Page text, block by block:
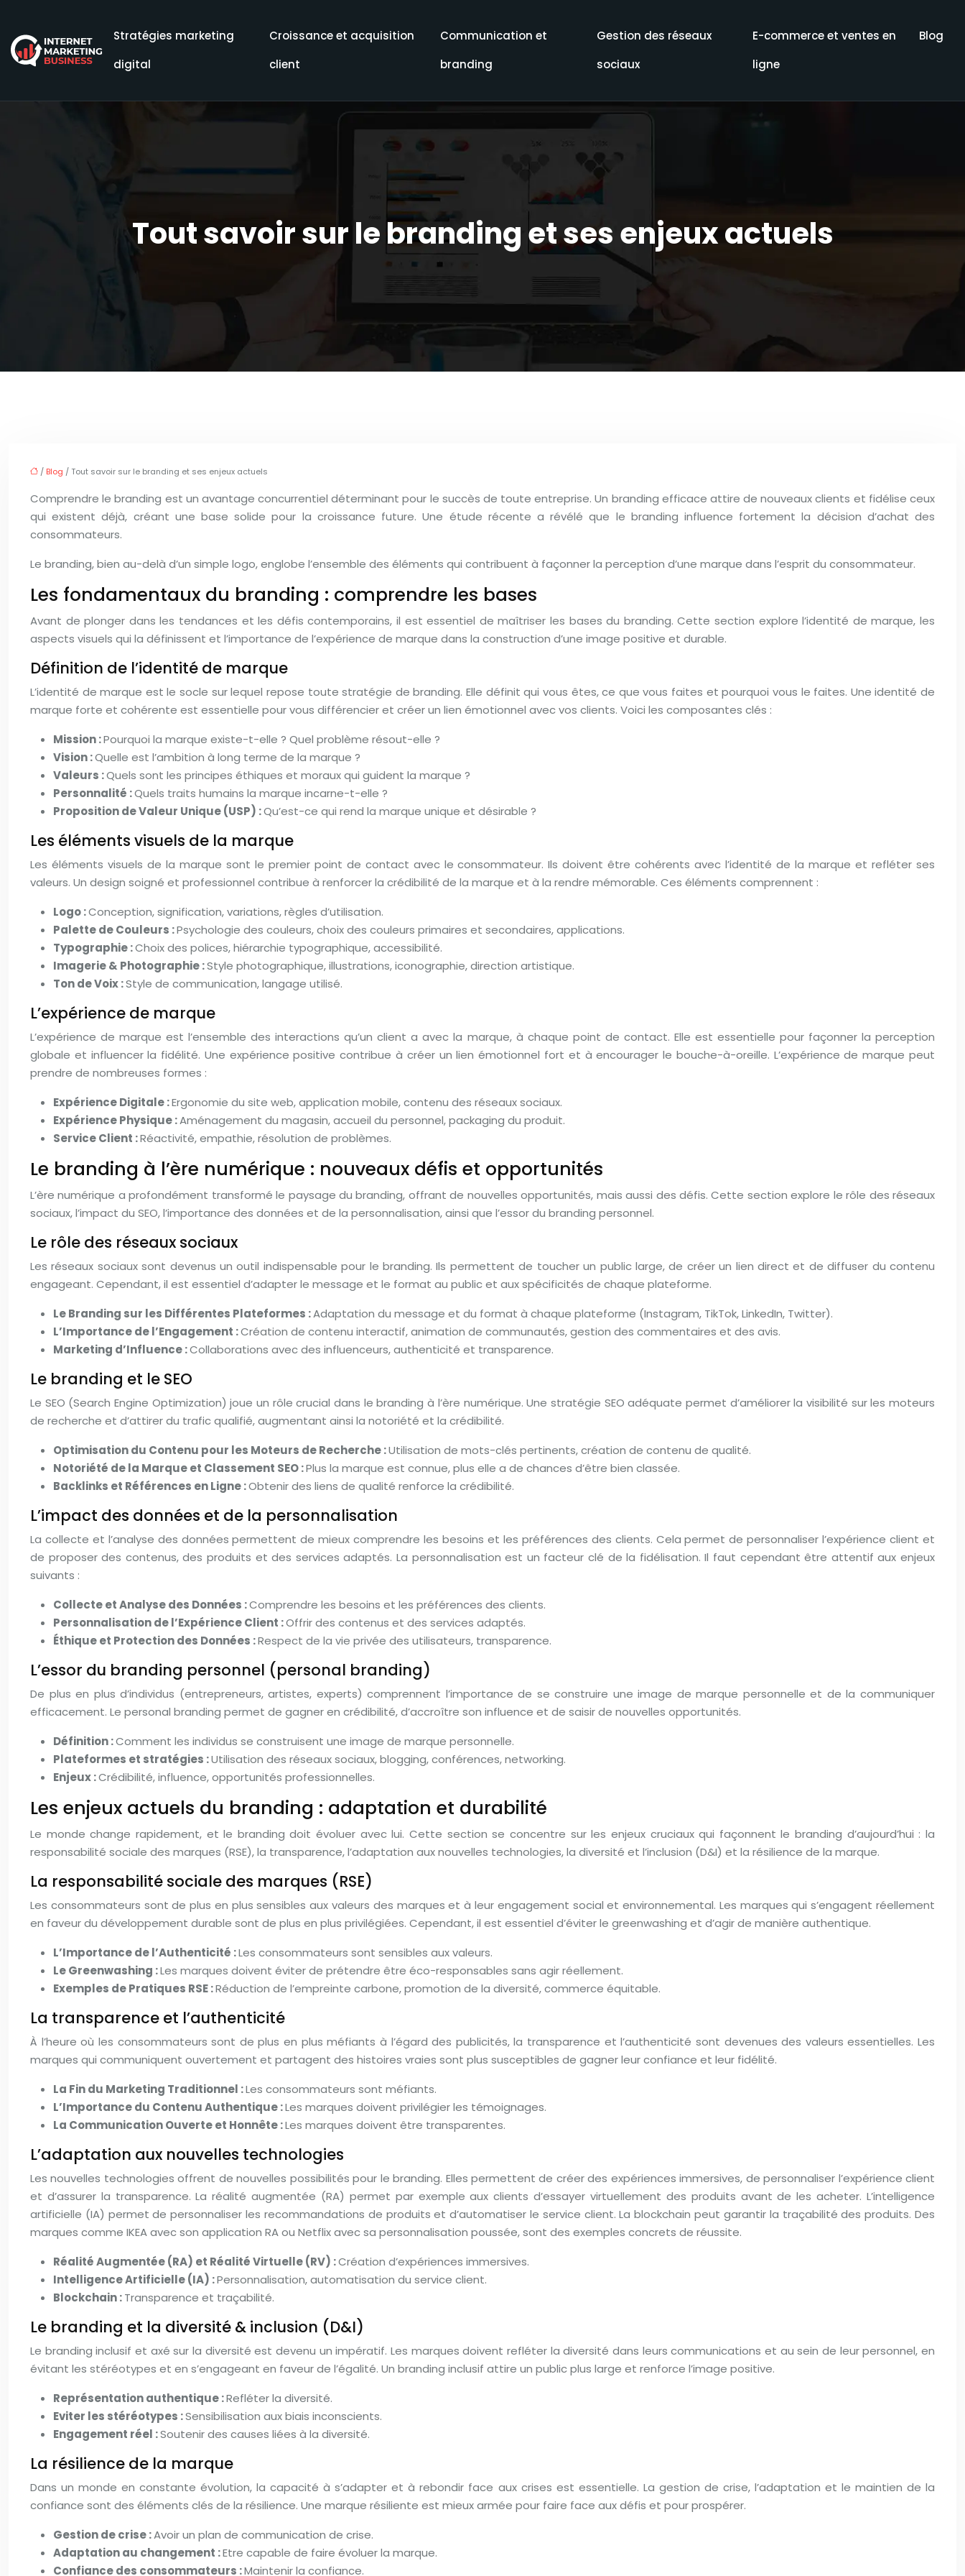
Stratégies marketing
digital
Croissance et acquisition
client
Communication et
branding
Gestion des réseaux
sociaux
E-commerce et ventes en
ligne
Blog
Tout savoir sur le branding et ses enjeux actuels
/ Blog / Tout savoir sur le branding et ses enjeux actuels
Comprendre le branding est un avantage concurrentiel déterminant pour le succès de toute entreprise. Un branding efficace attire de nouveaux clients et fidélise ceux
qui existent déjà, créant une base solide pour la croissance future. Une étude récente a révélé que le branding influence fortement la décision d’achat des
consommateurs.
Le branding, bien au-delà d’un simple logo, englobe l’ensemble des éléments qui contribuent à façonner la perception d’une marque dans l’esprit du consommateur.
Les fondamentaux du branding : comprendre les bases
Avant de plonger dans les tendances et les défis contemporains, il est essentiel de maîtriser les bases du branding. Cette section explore l’identité de marque, les
aspects visuels qui la définissent et l’importance de l’expérience de marque dans la construction d’une image positive et durable.
Définition de l’identité de marque
L’identité de marque est le socle sur lequel repose toute stratégie de branding. Elle définit qui vous êtes, ce que vous faites et pourquoi vous le faites. Une identité de
marque forte et cohérente est essentielle pour vous différencier et créer un lien émotionnel avec vos clients. Voici les composantes clés :
Mission :Pourquoi la marque existe-t-elle ? Quel problème résout-elle ?
Vision :Quelle est l’ambition à long terme de la marque ?
Valeurs :Quels sont les principes éthiques et moraux qui guident la marque ?
Personnalité :Quels traits humains la marque incarne-t-elle ?
Proposition de Valeur Unique (USP) :Qu’est-ce qui rend la marque unique et désirable ?
Les éléments visuels de la marque
Les éléments visuels de la marque sont le premier point de contact avec le consommateur. Ils doivent être cohérents avec l’identité de la marque et refléter ses
valeurs. Un design soigné et professionnel contribue à renforcer la crédibilité de la marque et à la rendre mémorable. Ces éléments comprennent :
Logo :Conception, signification, variations, règles d’utilisation.
Palette de Couleurs :Psychologie des couleurs, choix des couleurs primaires et secondaires, applications.
Typographie :Choix des polices, hiérarchie typographique, accessibilité.
Imagerie & Photographie :Style photographique, illustrations, iconographie, direction artistique.
Ton de Voix :Style de communication, langage utilisé.
L’expérience de marque
L’expérience de marque est l’ensemble des interactions qu’un client a avec la marque, à chaque point de contact. Elle est essentielle pour façonner la perception
globale et influencer la fidélité. Une expérience positive contribue à créer un lien émotionnel fort et à encourager le bouche-à-oreille. L’expérience de marque peut
prendre de nombreuses formes :
Expérience Digitale :Ergonomie du site web, application mobile, contenu des réseaux sociaux.
Expérience Physique :Aménagement du magasin, accueil du personnel, packaging du produit.
Service Client :Réactivité, empathie, résolution de problèmes.
Le branding à l’ère numérique : nouveaux défis et opportunités
L’ère numérique a profondément transformé le paysage du branding, offrant de nouvelles opportunités, mais aussi des défis. Cette section explore le rôle des réseaux
sociaux, l’impact du SEO, l’importance des données et de la personnalisation, ainsi que l’essor du branding personnel.
Le rôle des réseaux sociaux
Les réseaux sociaux sont devenus un outil indispensable pour le branding. Ils permettent de toucher un public large, de créer un lien direct et de diffuser du contenu
engageant. Cependant, il est essentiel d’adapter le message et le format au public et aux spécificités de chaque plateforme.
Le Branding sur les Différentes Plateformes :Adaptation du message et du format à chaque plateforme (Instagram, TikTok, LinkedIn, Twitter).
L’Importance de l’Engagement :Création de contenu interactif, animation de communautés, gestion des commentaires et des avis.
Marketing d’Influence :Collaborations avec des influenceurs, authenticité et transparence.
Le branding et le SEO
Le SEO (Search Engine Optimization) joue un rôle crucial dans le branding à l’ère numérique. Une stratégie SEO adéquate permet d’améliorer la visibilité sur les moteurs
de recherche et d’attirer du trafic qualifié, augmentant ainsi la notoriété et la crédibilité.
Optimisation du Contenu pour les Moteurs de Recherche :Utilisation de mots-clés pertinents, création de contenu de qualité.
Notoriété de la Marque et Classement SEO :Plus la marque est connue, plus elle a de chances d’être bien classée.
Backlinks et Références en Ligne :Obtenir des liens de qualité renforce la crédibilité.
L’impact des données et de la personnalisation
La collecte et l’analyse des données permettent de mieux comprendre les besoins et les préférences des clients. Cela permet de personnaliser l’expérience client et
de proposer des contenus, des produits et des services adaptés. La personnalisation est un facteur clé de la fidélisation. Il faut cependant être attentif aux enjeux
suivants :
Collecte et Analyse des Données :Comprendre les besoins et les préférences des clients.
Personnalisation de l’Expérience Client :Offrir des contenus et des services adaptés.
Éthique et Protection des Données :Respect de la vie privée des utilisateurs, transparence.
L’essor du branding personnel (personal branding)
De plus en plus d’individus (entrepreneurs, artistes, experts) comprennent l’importance de se construire une image de marque personnelle et de la communiquer
efficacement. Le personal branding permet de gagner en crédibilité, d’accroître son influence et de saisir de nouvelles opportunités.
Définition :Comment les individus se construisent une image de marque personnelle.
Plateformes et stratégies :Utilisation des réseaux sociaux, blogging, conférences, networking.
Enjeux :Crédibilité, influence, opportunités professionnelles.
Les enjeux actuels du branding : adaptation et durabilité
Le monde change rapidement, et le branding doit évoluer avec lui. Cette section se concentre sur les enjeux cruciaux qui façonnent le branding d’aujourd’hui : la
responsabilité sociale des marques (RSE), la transparence, l’adaptation aux nouvelles technologies, la diversité et l’inclusion (D&I) et la résilience de la marque.
La responsabilité sociale des marques (RSE)
Les consommateurs sont de plus en plus sensibles aux valeurs des marques et à leur engagement social et environnemental. Les marques qui s’engagent réellement
en faveur du développement durable sont de plus en plus privilégiées. Cependant, il est essentiel d’éviter le greenwashing et d’agir de manière authentique.
L’Importance de l’Authenticité :Les consommateurs sont sensibles aux valeurs.
Le Greenwashing :Les marques doivent éviter de prétendre être éco-responsables sans agir réellement.
Exemples de Pratiques RSE :Réduction de l’empreinte carbone, promotion de la diversité, commerce équitable.
La transparence et l’authenticité
À l’heure où les consommateurs sont de plus en plus méfiants à l’égard des publicités, la transparence et l’authenticité sont devenues des valeurs essentielles. Les
marques qui communiquent ouvertement et partagent des histoires vraies sont plus susceptibles de gagner leur confiance et leur fidélité.
La Fin du Marketing Traditionnel :Les consommateurs sont méfiants.
L’Importance du Contenu Authentique :Les marques doivent privilégier les témoignages.
La Communication Ouverte et Honnête :Les marques doivent être transparentes.
L’adaptation aux nouvelles technologies
Les nouvelles technologies offrent de nouvelles possibilités pour le branding. Elles permettent de créer des expériences immersives, de personnaliser l’expérience client
et d’assurer la transparence. La réalité augmentée (RA) permet par exemple aux clients d’essayer virtuellement des produits avant de les acheter. L’intelligence
artificielle (IA) permet de personnaliser les recommandations de produits et d’automatiser le service client. La blockchain peut garantir la traçabilité des produits. Des
marques comme IKEA avec son application RA ou Netflix avec sa personnalisation poussée, sont des exemples concrets de réussite.
Réalité Augmentée (RA) et Réalité Virtuelle (RV) :Création d’expériences immersives.
Intelligence Artificielle (IA) :Personnalisation, automatisation du service client.
Blockchain :Transparence et traçabilité.
Le branding et la diversité & inclusion (D&I)
Le branding inclusif et axé sur la diversité est devenu un impératif. Les marques doivent refléter la diversité dans leurs communications et au sein de leur personnel, en
évitant les stéréotypes et en s’engageant en faveur de l’égalité. Un branding inclusif attire un public plus large et renforce l’image positive.
Représentation authentique :Refléter la diversité.
Eviter les stéréotypes :Sensibilisation aux biais inconscients.
Engagement réel :Soutenir des causes liées à la diversité.
La résilience de la marque
Dans un monde en constante évolution, la capacité à s’adapter et à rebondir face aux crises est essentielle. La gestion de crise, l’adaptation et le maintien de la
confiance sont des éléments clés de la résilience. Une marque résiliente est mieux armée pour faire face aux défis et pour prospérer.
Gestion de crise :Avoir un plan de communication de crise.
Adaptation au changement :Etre capable de faire évoluer la marque.
Confiance des consommateurs :Maintenir la confiance.